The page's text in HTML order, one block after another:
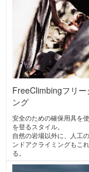
マイボトルプラス
Japan
POLARTEC
ポーラテック
United
States